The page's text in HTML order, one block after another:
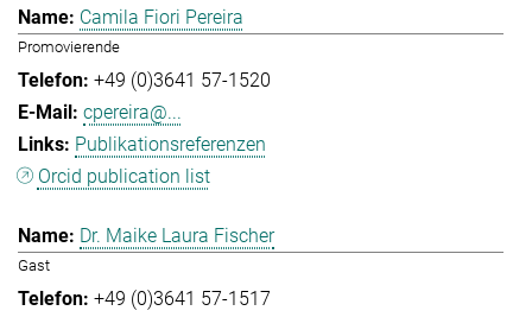
Camila Fiori Pereira
Promovierende
+49 (0)3641 57-1520
cpereira@...
Publikationsreferenzen
Orcid publication list
Dr. Maike Laura Fischer
Gast
+49 (0)3641 57-1517